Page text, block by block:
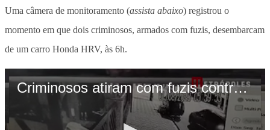
Uma câmera de monitoramento (assista abaixo) registrou o
momento em que dois criminosos, armados com fuzis, desembarcam
de um carro Honda HRV, às 6h.